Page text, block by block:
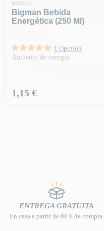
BIGMAN
Bigman Bebida
Energética (250 Ml)
1 Opinión
Aumento de energía
Precio
1,15 €
ENTREGA GRATUITA
En casa a partir de 80 € de compra.